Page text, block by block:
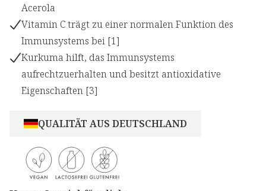
Acerola
Vitamin C trägt zu einer normalen Funktion des
Immunsystems bei [1]
Kurkuma hilft, das Immunsystems
aufrechtzuerhalten und besitzt antioxidative
Eigenschaften [3]
QUALITÄT AUS DEUTSCHLAND